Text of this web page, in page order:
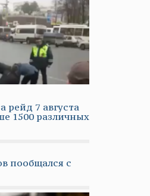
рейд 7 августа
1500 различных
пообщался с